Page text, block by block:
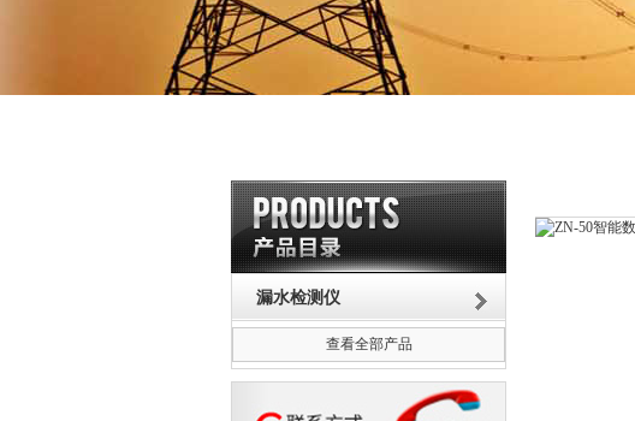
漏水检测仪
查看全部产品